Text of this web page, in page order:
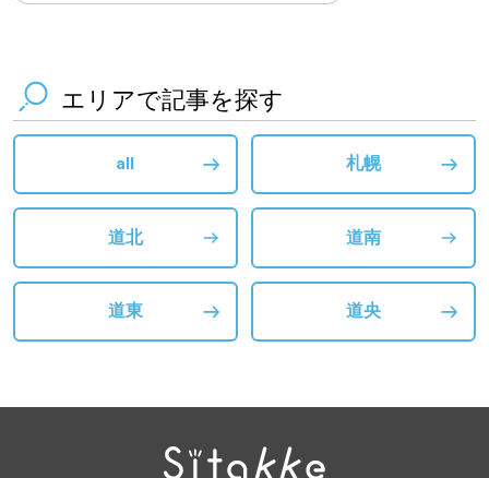
エリアで記事を探す
all 札幌
道北 道南
道東 道央